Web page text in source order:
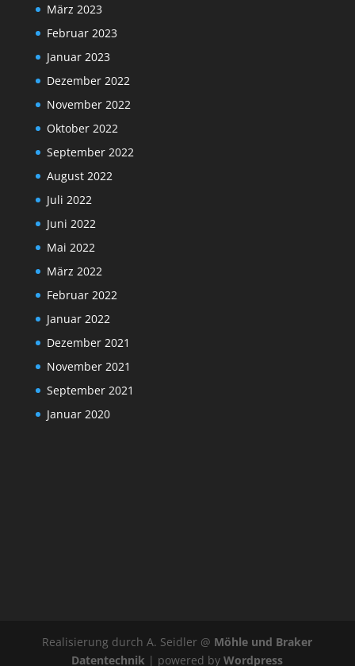
März 2023
Februar 2023
Januar 2023
Dezember 2022
November 2022
Oktober 2022
September 2022
August 2022
Juli 2022
Juni 2022
Mai 2022
März 2022
Februar 2022
Januar 2022
Dezember 2021
November 2021
September 2021
Januar 2020
Realisierung durch A. Seidler @ Möhle und Braker
Datentechnik | powered byWordpress